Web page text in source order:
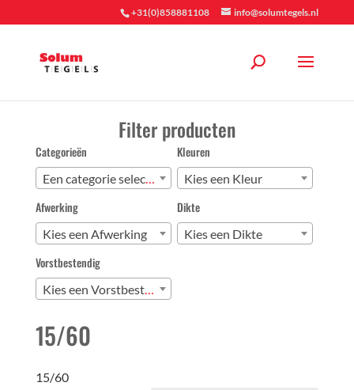
+31(0)858881108 info@solumtegels.nl
15/60
15/60
Filter producten
Categorieën
Een categorie selecteren
Kleuren
Kies een Kleur
Afwerking
Kies een Afwerking
Dikte
Kies een Dikte
Vorstbestendig
Kies een Vorstbestendig